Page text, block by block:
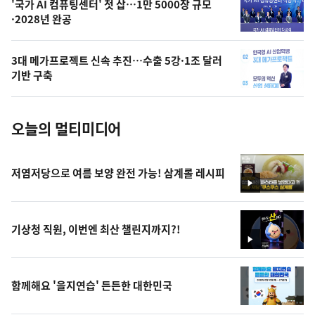
오
의
사
진
'국가 AI 컴퓨팅센터' 첫 삽…1만 5000장 규모
·2028년 완공
3대 메가프로젝트 신속 추진…수출 5강·1조 달러
기반 구축
오늘의 멀티미디어
영
상
저염저당으로 여름 보양 완전 가능! 삼계롤 레시피
영
상
기상청 직원, 이번엔 최산 챌린지까지?!
함께해요 '을지연습' 든든한 대한민국